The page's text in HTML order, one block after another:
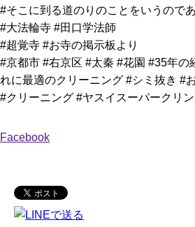
#そこに到る道のりのことをいうので
#大法輪寺 #田口学法師
#超覚寺 #お寺の掲示板より
#京都市 #右京区 #太秦 #花園 #35年の
れに最適のクリーニング #シミ抜き #
#クリーニング #ヤスイスーパークリン
Facebook